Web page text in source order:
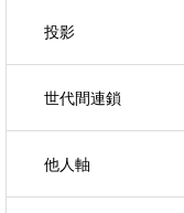
投影
世代間連鎖
他人軸